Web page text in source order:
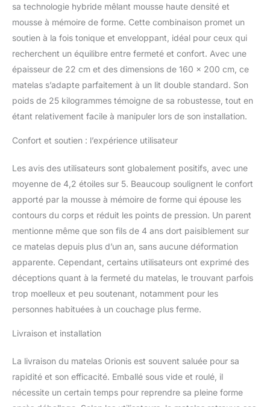
Associé à une couche de
2cm de mousse à
D50kg/m3 pour l’effet
enveloppant et adaptatif
à votre morphologie -
L’épaisseur totale est de
22cm - 🚚LIVRAISON
EXPRESS 🚚 24/48h
garantie (Avec prise de
TONIQUE ET
partie supérieur
constituée de mémoire
de forme est la solution
les points de pressions
en s'adaptant aux
différentes parties du
corps et offrir une
indépendance de
couchage efficace
(permet de dormir à deux
sans dérangements) 🌙
ventilée de haute densité
35kg/m3 permet un
entre souplesse et
sa technologie hybride mêlant mousse haute densité et
mousse à mémoire de forme. Cette combinaison promet un
soutien à la fois tonique et enveloppant, idéal pour ceux qui
recherchent un équilibre entre fermeté et confort. Avec une
épaisseur de 22 cm et des dimensions de 160 x 200 cm, ce
matelas s’adapte parfaitement à un lit double standard. Son
poids de 25 kilogrammes témoigne de sa robustesse, tout en
étant relativement facile à manipuler lors de son installation.
Confort et soutien : l’expérience utilisateur
Les avis des utilisateurs sont globalement positifs, avec une
moyenne de 4,2 étoiles sur 5. Beaucoup soulignent le confort
apporté par la mousse à mémoire de forme qui épouse les
contours du corps et réduit les points de pression. Un parent
mentionne même que son fils de 4 ans dort paisiblement sur
ce matelas depuis plus d’un an, sans aucune déformation
apparente. Cependant, certains utilisateurs ont exprimé des
déceptions quant à la fermeté du matelas, le trouvant parfois
trop moelleux et peu soutenant, notamment pour les
personnes habituées à un couchage plus ferme.
Livraison et installation
La livraison du matelas Orionis est souvent saluée pour sa
rapidité et son efficacité. Emballé sous vide et roulé, il
nécessite un certain temps pour reprendre sa pleine forme